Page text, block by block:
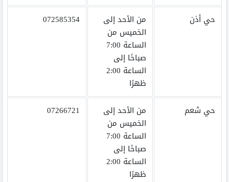
حي أذن
من الأحد إلى
الخميس من
الساعة 7:00
صباحًا إلى
الساعة 2:00
ظهرًا
072585354
حي شعم
من الأحد إلى
الخميس من
الساعة 7:00
صباحًا إلى
الساعة 2:00
ظهرًا
07266721